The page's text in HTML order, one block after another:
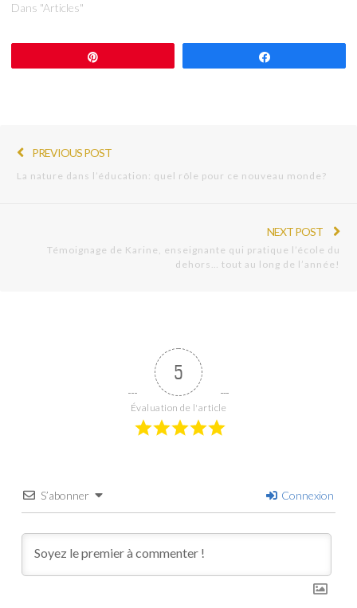
Dans "Articles"
PREVIOUS POST
La nature dans l’éducation: quel rôle pour ce nouveau monde?
NEXT POST
Témoignage de Karine, enseignante qui pratique l’école du
dehors… tout au long de l’année!
5
Évaluation de l'article
S’abonner Connexion